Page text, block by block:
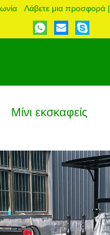
Λάβετε μια προσφορά|
Μίνι εκσκαφείς